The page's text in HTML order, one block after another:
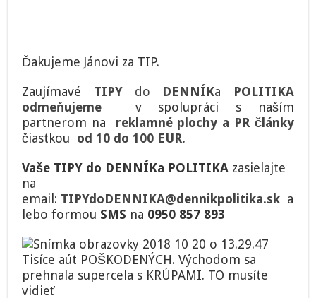
Ďakujeme Jánovi za TIP.
Zaujímavé TIPY do DENNÍKa POLITIKA
odmeňujeme
v spolupráci s naším
partnerom na
reklamné plochy a PR články
čiastkou od 10 do 100 EUR.
Vaše TIPY do DENNÍKa POLITIKA zasielajte
na
email: TIPYdoDENNIKA@dennikpolitika.sk a
lebo formou SMS na 0950 857 893